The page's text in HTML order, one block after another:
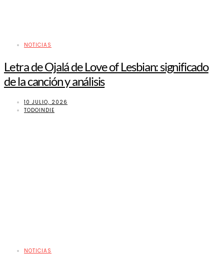
NOTICIAS
Letra de Ojalá de Love of Lesbian: significado
de la canción y análisis
10 JULIO, 2026
TODOINDIE
NOTICIAS